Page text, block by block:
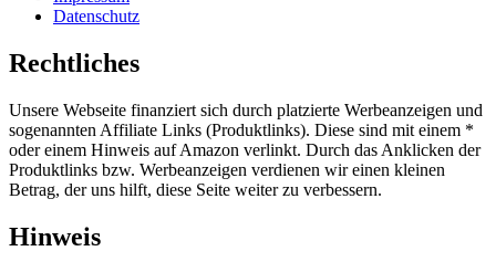
Datenschutz
Rechtliches
Unsere Webseite finanziert sich durch platzierte Werbeanzeigen und
sogenannten Affiliate Links (Produktlinks). Diese sind mit einem *
oder einem Hinweis auf Amazon verlinkt. Durch das Anklicken der
Produktlinks bzw. Werbeanzeigen verdienen wir einen kleinen
Betrag, der uns hilft, diese Seite weiter zu verbessern.
Hinweis